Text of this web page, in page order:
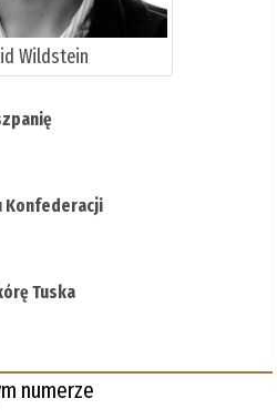
Wildstein
Konfederacji
Tuska
numerze